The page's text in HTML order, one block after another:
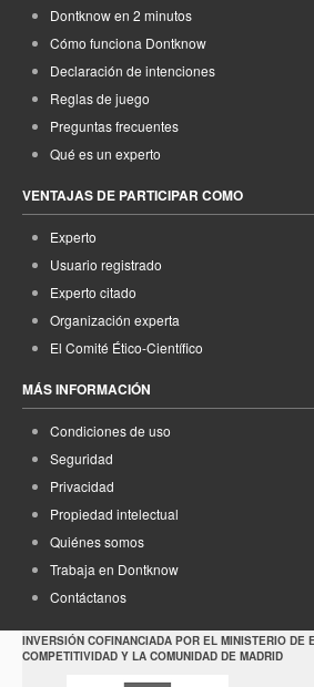
Dontknow en 2 minutos
Cómo funciona Dontknow
Declaración de intenciones
Reglas de juego
Preguntas frecuentes
Qué es un experto
VENTAJAS DE PARTICIPAR COMO
Experto
Usuario registrado
Experto citado
Organización experta
El Comité Ético-Científico
MÁS INFORMACIÓN
Condiciones de uso
Seguridad
Privacidad
Propiedad intelectual
Quiénes somos
Trabaja en Dontknow
Contáctanos
INVERSIÓN COFINANCIADA POR EL MINISTERIO DE
COMPETITIVIDAD Y LA COMUNIDAD DE MADRID